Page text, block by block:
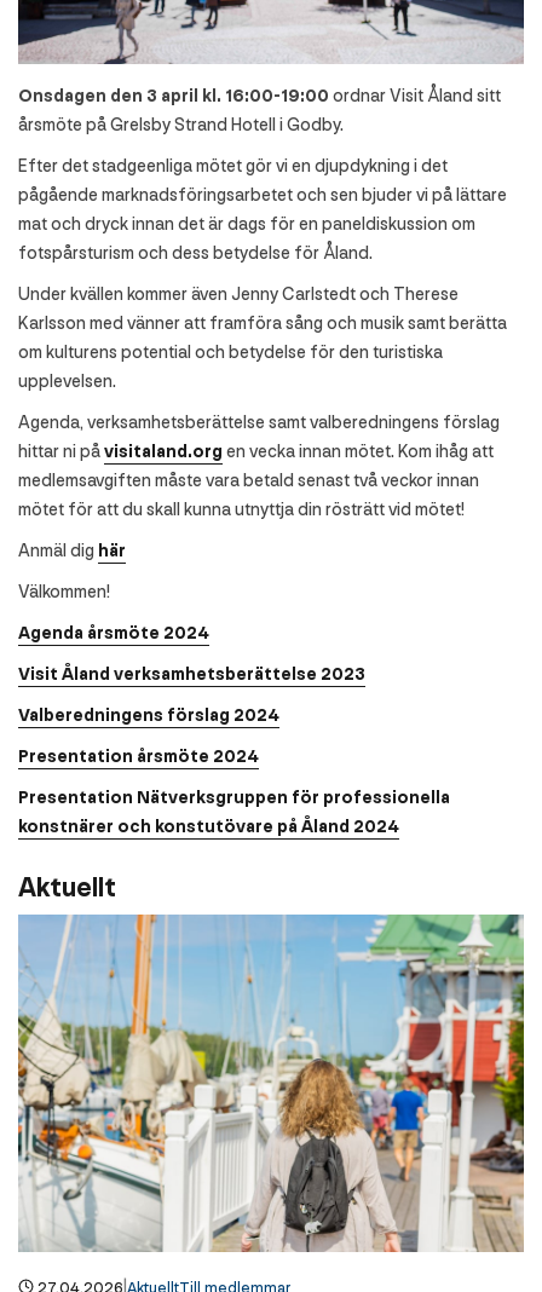
Onsdagen den 3 april kl. 16:00-19:00 ordnar Visit Åland sitt
årsmöte på Grelsby Strand Hotell i Godby.
Efter det stadgeenliga mötet gör vi en djupdykning i det
pågående marknadsföringsarbetet och sen bjuder vi på lättare
mat och dryck innan det är dags för en paneldiskussion om
fotspårsturism och dess betydelse för Åland.
Under kvällen kommer även Jenny Carlstedt och Therese
Karlsson med vänner att framföra sång och musik samt berätta
om kulturens potential och betydelse för den turistiska
upplevelsen.
Agenda, verksamhetsberättelse samt valberedningens förslag
hittar ni påvisitaland.org en vecka innan mötet. Kom ihåg att
medlemsavgiften måste vara betald senast två veckor innan
mötet för att du skall kunna utnyttja din rösträtt vid mötet!
Anmäl dig här
Välkommen!
Agenda årsmöte 2024
Visit Åland verksamhetsberättelse 2023
Valberedningens förslag 2024
Presentation årsmöte 2024
Presentation Nätverksgruppen för professionella
konstnärer och konstutövare på Åland 2024
Aktuellt
27.04.2026 AktuelltTill medlemmar